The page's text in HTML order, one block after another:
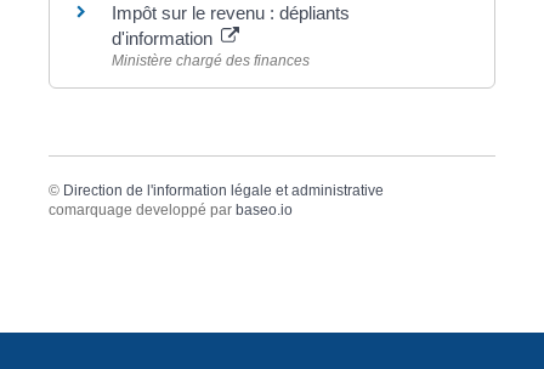
Impôt sur le revenu : dépliants
d'information
Ministère chargé des finances
© Direction de l'information légale et administrative
comarquage developpé par baseo.io